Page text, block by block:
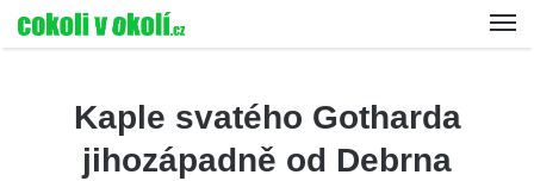
Kaple svatého Gotharda
jihozápadně od Debrna